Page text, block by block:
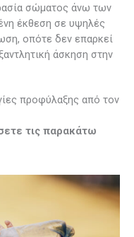
σώματος άνω των
έκθεση σε υψηλές
οπότε δεν επαρκεί
άσκηση στην
προφύλαξης από τον
τις παρακάτω